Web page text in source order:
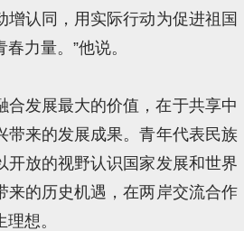
增认同，用实际行动为促进祖国
力量。”他说。
合发展最大的价值，在于共享中
带来的发展成果。青年代表民族
开放的视野认识国家发展和世界
来的历史机遇，在两岸交流合作
想。